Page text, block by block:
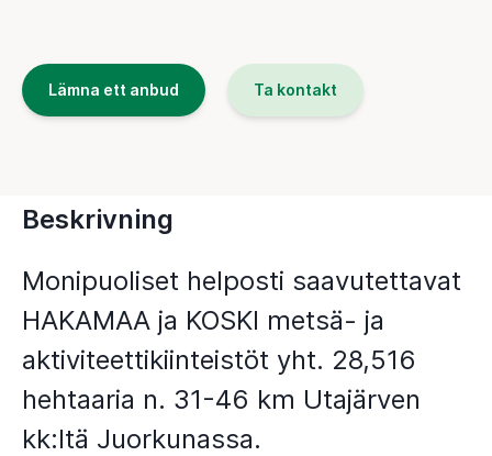
Lämna ett anbud Ta kontakt
Beskrivning
Monipuoliset helposti saavutettavat
HAKAMAA ja KOSKI metsä- ja
aktiviteettikiinteistöt yht. 28,516
hehtaaria n. 31-46 km Utajärven
kk:ltä Juorkunassa.